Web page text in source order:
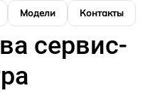
Модели Контакты
сервис-